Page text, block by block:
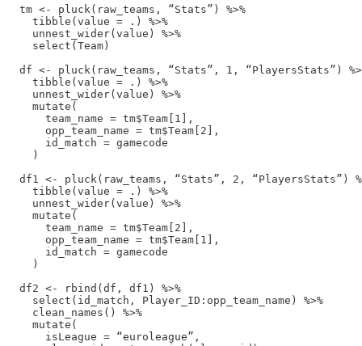
  tm <- pluck(raw_teams, “Stats”) %>%
    tibble(value = .) %>%
    unnest_wider(value) %>%
    select(Team)
df <- pluck(raw_teams, “Stats”, 1, “PlayersStats”)
    tibble(value = .) %>%
    unnest_wider(value) %>%
    mutate(
      team_name = tm$Team[1],
      opp_team_name = tm$Team[2],
      id_match = gamecode
    )
df1 <- pluck(raw_teams, “Stats”, 2, “PlayersStats”)
    tibble(value = .) %>%
    unnest_wider(value) %>%
    mutate(
      team_name = tm$Team[2],
      opp_team_name = tm$Team[1],
      id_match = gamecode
    )
  df2 <- rbind(df, df1) %>%
    select(id_match, Player_ID:opp_team_name) %>%
    clean_names() %>%
    mutate(
      isLeague = “euroleague”,